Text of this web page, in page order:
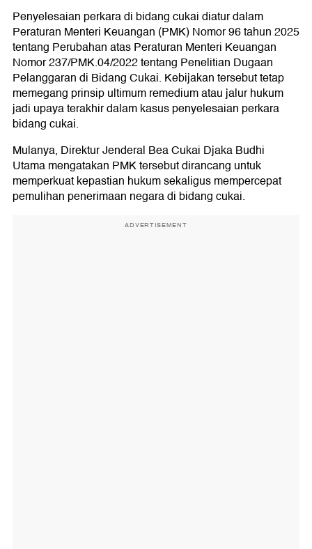
Penyelesaian perkara di bidang cukai diatur dalam
Peraturan Menteri Keuangan (PMK) Nomor 96 tahun 2025
tentang Perubahan atas Peraturan Menteri Keuangan
Nomor 237/PMK.04/2022 tentang Penelitian Dugaan
Pelanggaran di Bidang Cukai. Kebijakan tersebut tetap
memegang prinsip ultimum remedium atau jalur hukum
jadi upaya terakhir dalam kasus penyelesaian perkara
bidang cukai.
Mulanya, Direktur Jenderal Bea Cukai Djaka Budhi
Utama mengatakan PMK tersebut dirancang untuk
memperkuat kepastian hukum sekaligus mempercepat
pemulihan penerimaan negara di bidang cukai.
ADVERTISEMENT